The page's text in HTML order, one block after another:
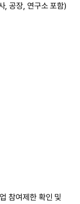
, 공장, 연구소 포함)
참여제한 확인 및